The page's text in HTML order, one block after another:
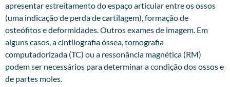
apresentar estreitamento do espaço articular entre os ossos
(uma indicação de perda de cartilagem), formação de
osteófitos e deformidades. Outros exames de imagem. Em
alguns casos, a cintilografia óssea, tomografia
computadorizada (TC) ou a ressonância magnética (RM)
podem ser necessários para determinar a condição dos ossos e
de partes moles.